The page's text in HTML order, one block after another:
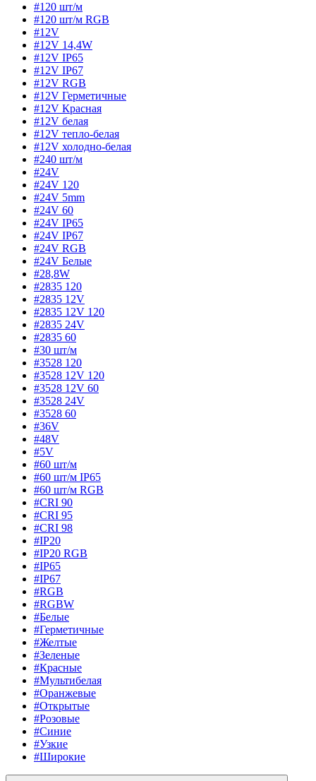
#120 шт/м
#120 шт/м RGB
#12V
#12V 14,4W
#12V IP65
#12V IP67
#12V RGB
#12V Герметичные
#12V Красная
#12V белая
#12V тепло-белая
#12V холодно-белая
#240 шт/м
#24V
#24V 120
#24V 5mm
#24V 60
#24V IP65
#24V IP67
#24V RGB
#24V Белые
#28,8W
#2835 120
#2835 12V
#2835 12V 120
#2835 24V
#2835 60
#30 шт/м
#3528 120
#3528 12V 120
#3528 12V 60
#3528 24V
#3528 60
#36V
#48V
#5V
#60 шт/м
#60 шт/м IP65
#60 шт/м RGB
#CRI 90
#CRI 95
#CRI 98
#IP20
#IP20 RGB
#IP65
#IP67
#RGB
#RGBW
#Белые
#Герметичные
#Желтые
#Зеленые
#Красные
#Мультибелая
#Оранжевые
#Открытые
#Розовые
#Синие
#Узкие
#Широкие